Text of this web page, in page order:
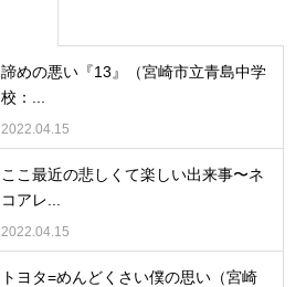
諦めの悪い『13』（宮崎市立青島中学
校：...
2022.04.15
ここ最近の悲しくて楽しい出来事〜ネ
コアレ...
2022.04.15
トヨタ=めんどくさい僕の思い（宮崎